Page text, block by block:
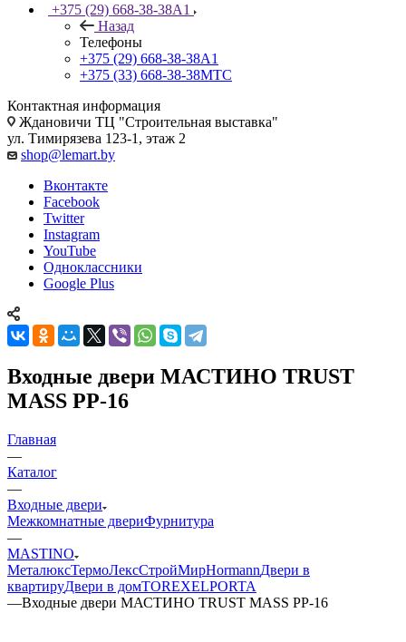
+375 (29) 668-38-38A1
Назад
Телефоны
+375 (29) 668-38-38A1
+375 (33) 668-38-38МТС
Контактная информация
Ждановичи ТЦ "Строительная выставка"
ул. Тимирязева 123-1, этаж 2
shop@lemart.by
Вконтакте
Facebook
Twitter
Instagram
YouTube
Одноклассники
Google Plus
Входные двери МАСТИНО TRUST
MASS PP-16
Главная
—
Каталог
—
Входные двери
Межкомнатные двериФурнитура
—
MASTINO
МеталюксТермоЛексСтройМирHormannДвери в
квартируДвери в домTOREXELPORTA
—Входные двери МАСТИНО TRUST MASS PP-16